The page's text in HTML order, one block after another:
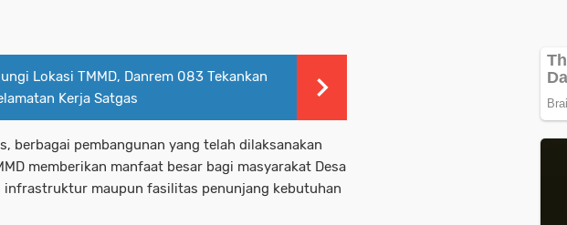
Lokasi TMMD, Danrem 083 Tekankan
Kerja Satgas
berbagai pembangunan yang telah dilaksanakan
memberikan manfaat besar bagi masyarakat Desa
infrastruktur maupun fasilitas penunjang kebutuhan